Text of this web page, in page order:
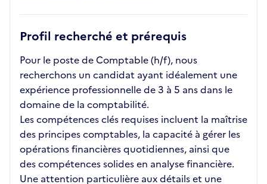
Profil recherché et prérequis
Pour le poste de Comptable (h/f), nous
recherchons un candidat ayant idéalement une
expérience professionnelle de 3 à 5 ans dans le
domaine de la comptabilité.
Les compétences clés requises incluent la maîtrise
des principes comptables, la capacité à gérer les
opérations financières quotidiennes, ainsi que
des compétences solides en analyse financière.
Une attention particulière aux détails et une